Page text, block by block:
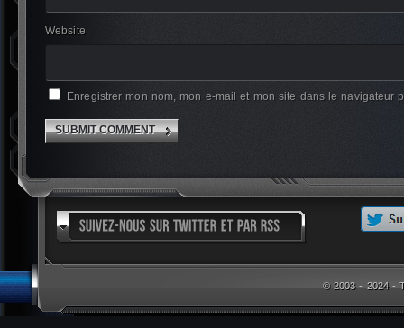
Website
Enregistrer mon nom, mon e-mail et mon site dans le navigateur
© 2003 - 2024 -